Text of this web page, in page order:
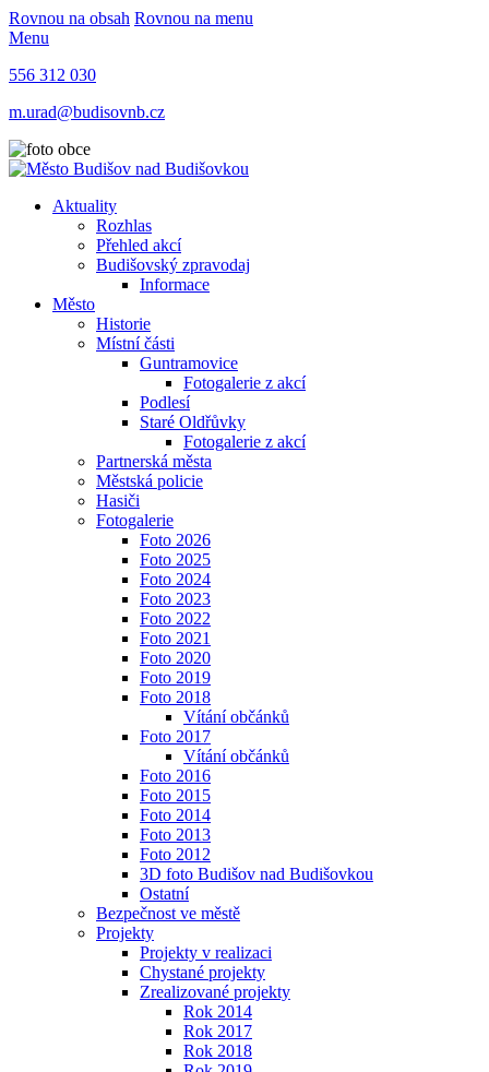
Rovnou na obsah Rovnou na menu
Menu
556 312 030
m.urad@budisovnb.cz
Aktuality
Rozhlas
Přehled akcí
Budišovský zpravodaj
Informace
Město
Historie
Místní části
Guntramovice
Fotogalerie z akcí
Podlesí
Staré Oldřůvky
Fotogalerie z akcí
Partnerská města
Městská policie
Hasiči
Fotogalerie
Foto 2026
Foto 2025
Foto 2024
Foto 2023
Foto 2022
Foto 2021
Foto 2020
Foto 2019
Foto 2018
Vítání občánků
Foto 2017
Vítání občánků
Foto 2016
Foto 2015
Foto 2014
Foto 2013
Foto 2012
3D foto Budišov nad Budišovkou
Ostatní
Bezpečnost ve městě
Projekty
Projekty v realizaci
Chystané projekty
Zrealizované projekty
Rok 2014
Rok 2017
Rok 2018